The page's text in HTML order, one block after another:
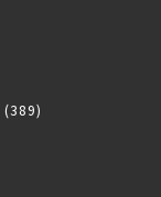
(389)